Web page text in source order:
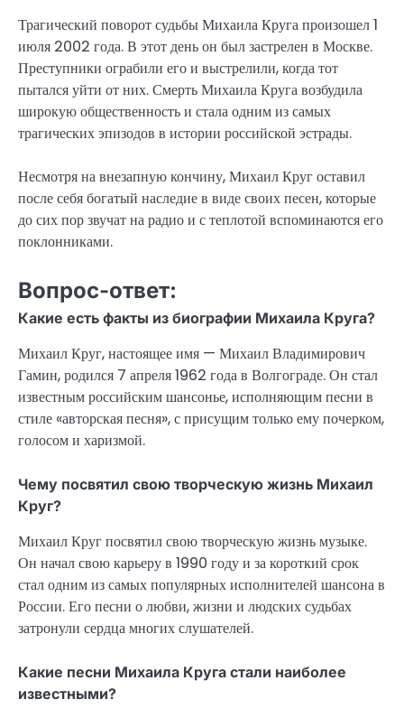
Трагический поворот судьбы Михаила Круга произошел 1
июля 2002 года. В этот день он был застрелен в Москве.
Преступники ограбили его и выстрелили, когда тот
пытался уйти от них. Смерть Михаила Круга возбудила
широкую общественность и стала одним из самых
трагических эпизодов в истории российской эстрады.
Несмотря на внезапную кончину, Михаил Круг оставил
после себя богатый наследие в виде своих песен, которые
до сих пор звучат на радио и с теплотой вспоминаются его
поклонниками.
Вопрос-ответ:
Какие есть факты из биографии Михаила Круга?
Михаил Круг, настоящее имя — Михаил Владимирович
Гамин, родился 7 апреля 1962 года в Волгограде. Он стал
известным российским шансонье, исполняющим песни в
стиле «авторская песня», с присущим только ему почерком,
голосом и харизмой.
Чему посвятил свою творческую жизнь Михаил
Круг?
Михаил Круг посвятил свою творческую жизнь музыке.
Он начал свою карьеру в 1990 году и за короткий срок
стал одним из самых популярных исполнителей шансона в
России. Его песни о любви, жизни и людских судьбах
затронули сердца многих слушателей.
Какие песни Михаила Круга стали наиболее
известными?